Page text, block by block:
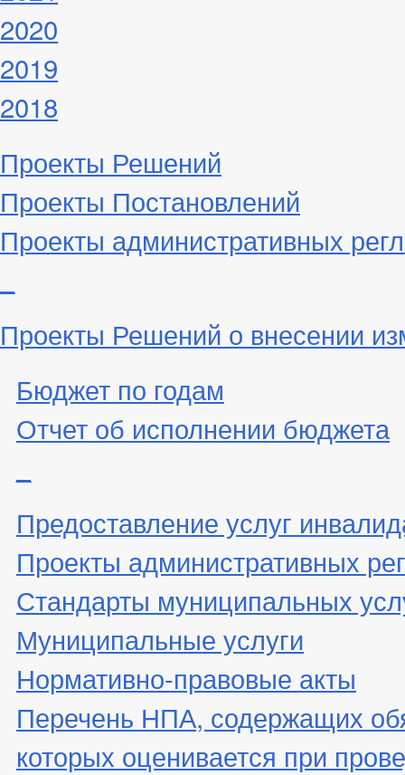
2020
2019
2018
Проекты Решений
Проекты Постановлений
Проекты административных
Проекты Решений о внесении
Бюджет по годам
Отчет об исполнении бюджета
Предоставление услуг
Проекты административных
Стандарты муниципальных
Муниципальные услуги
Нормативно-правовые акты
Перечень НПА, содержащих
которых оценивается при